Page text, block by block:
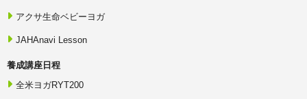
アクサ生命ベビーヨガ
JAHAnavi Lesson
養成講座日程
全米ヨガRYT200